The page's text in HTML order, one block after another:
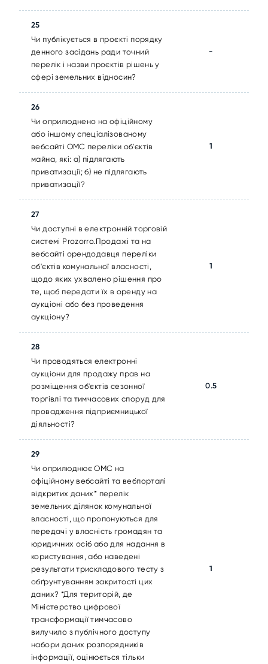
25
Чи публікується в проєкті порядку
денного засідань ради точний
перелік і назви проєктів рішень у
сфері земельних відносин?
-
26
Чи оприлюднено на офіційному
або іншому спеціалізованому
вебсайті ОМС переліки об'єктів
майна, які: а) підлягають
приватизації; б) не підлягають
приватизації?
1
27
Чи доступні в електронній торговій
системі Prozorro.Продажі та на
вебсайті орендодавця переліки
об'єктів комунальної власності,
щодо яких ухвалено рішення про
те, щоб передати їх в оренду на
аукціоні або без проведення
аукціону?
1
28
Чи проводяться електронні
аукціони для продажу прав на
розміщення об'єктів сезонної
торгівлі та тимчасових споруд для
провадження підприємницької
діяльності?
0.5
29
Чи оприлюднює ОМС на
офіційному вебсайті та вебпорталі
відкритих даних* перелік
земельних ділянок комунальної
власності, що пропонуються для
передачі у власність громадян та
юридичних осіб або для надання в
користування, або наведені
результати трискладового тесту з
обґрунтуванням закритості цих
даних? *Для територій, де
Міністерство цифрової
трансформації тимчасово
вилучило з публічного доступу
набори даних розпорядників
інформації, оцінюється тільки
1